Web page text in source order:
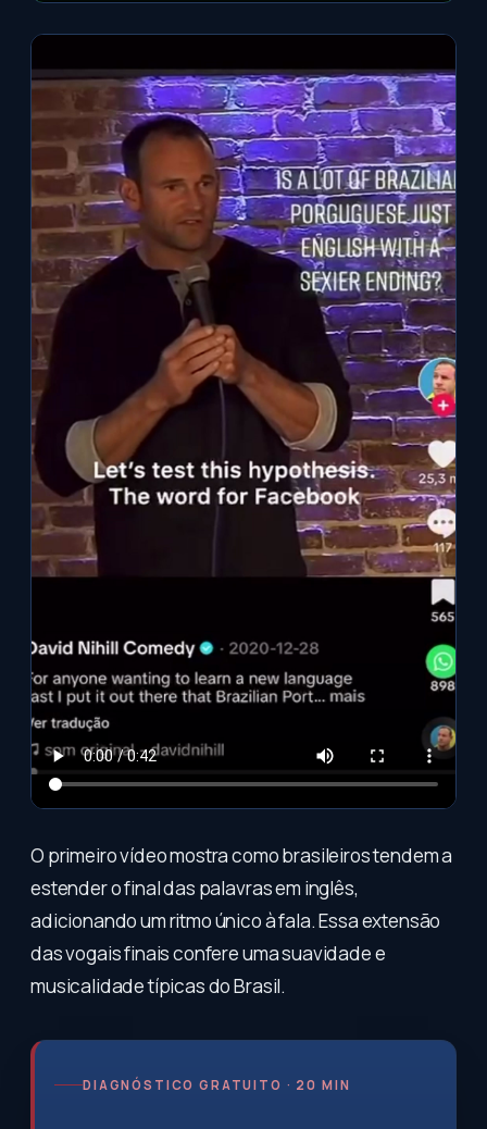
O primeiro vídeo mostra como brasileiros tendem a
estender o final das palavras em inglês,
adicionando um ritmo único à fala. Essa extensão
das vogais finais confere uma suavidade e
musicalidade típicas do Brasil.
DIAGNÓSTICO GRATUITO · 20 MIN